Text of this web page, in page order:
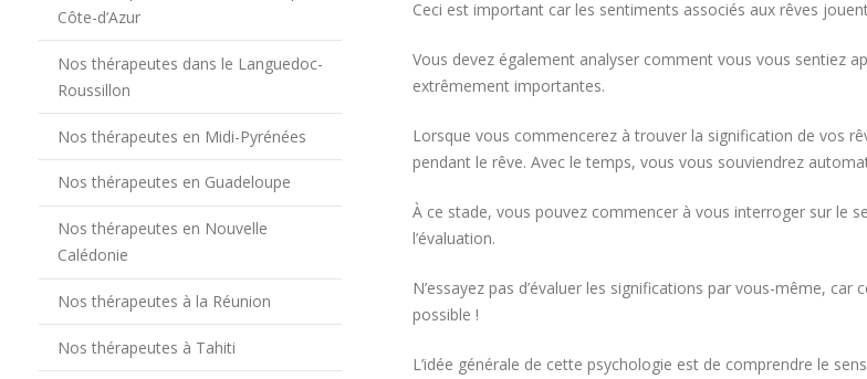
Ceci est important car les sentiments associés aux rêves
Vous devez également analyser comment vous vous sentiez
extrêmement importantes.
Lorsque vous commencerez à trouver la signification de vos
pendant le rêve. Avec le temps, vous vous souviendrez
À ce stade, vous pouvez commencer à vous interroger sur le
l’évaluation.
N’essayez pas d’évaluer les significations par vous-même,
possible !
L’idée générale de cette psychologie est de comprendre le
Côte-d’Azur
Nos thérapeutes dans le Languedoc-
Roussillon
Nos thérapeutes en Midi-Pyrénées
Nos thérapeutes en Guadeloupe
Nos thérapeutes en Nouvelle
Calédonie
Nos thérapeutes à la Réunion
Nos thérapeutes à Tahiti